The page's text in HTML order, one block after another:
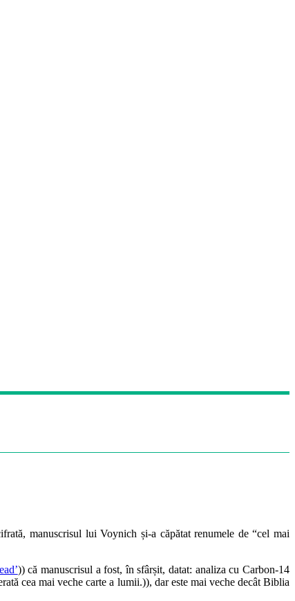
manuscrisul lui Voynich și-a căpătat renumele de “cel mai
)) că manuscrisul a fost, în sfârșit, datat: analiza cu Carbon-14
cea mai veche carte a lumii.)), dar este mai veche decât Biblia